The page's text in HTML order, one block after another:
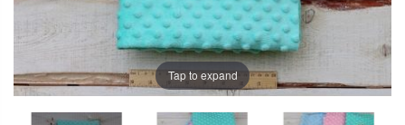
Tap to expand